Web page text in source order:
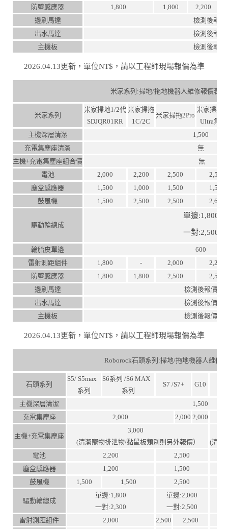
防墜感應器
1,800 1,800
2,200
邊刷馬達
檢測後報價
出水馬達
檢測後報價
主機板
檢測後報價
2026.04.13更新，單位NT$，請以工程師現場報價為準
米家系列:掃地/拖地機器人維修報價表
米家系列
米家掃地1/2代
SDJQR01RR
米家掃拖
1C/2C
米家掃拖2Pro
米家掃拖
Ultra集
主機深層清潔
1,500
充電集塵座清潔
無
主機+充電集塵座組合價
無
電池
2,000 2,200 2,500
2,500
塵盒感應器
1,500 1,000 1,500
1,500
鼓風機
1,500 2,500 2,500 2,600
驅動輪總成
單邊:1,800
一對:2,500
輪胎皮單邊
600
雷射測距組件
1,800 - 2,000
2,200
防墜感應器
1,800 1,800 2,500
2,500
邊刷馬達
檢測後報價
出水馬達
檢測後報價
主機板
檢測後報價
2026.04.13更新，單位NT$，請以工程師現場報價為準
Roborock石頭系列:掃地/拖地機器人維修
石頭系列
S5/ S5max
系列
S6系列 /S6 MAX
系列
S7 /S7+ G10
主機深層清潔
1,500
充電集塵座
2,000 2,000 2,000
主機+充電集塵座
3,000
(清潔寵物排泄物/黏鼠板類別則另外報價）
(清潔
電池
2,200
2,500
塵盒感應器
1,200
1,500
鼓風機
1,500 1,500 2,500
驅動輪總成
單邊:1,800
一對:2,300
單邊:2,000
一對:2,500
雷射測距組件
2,000 2,500
2,500